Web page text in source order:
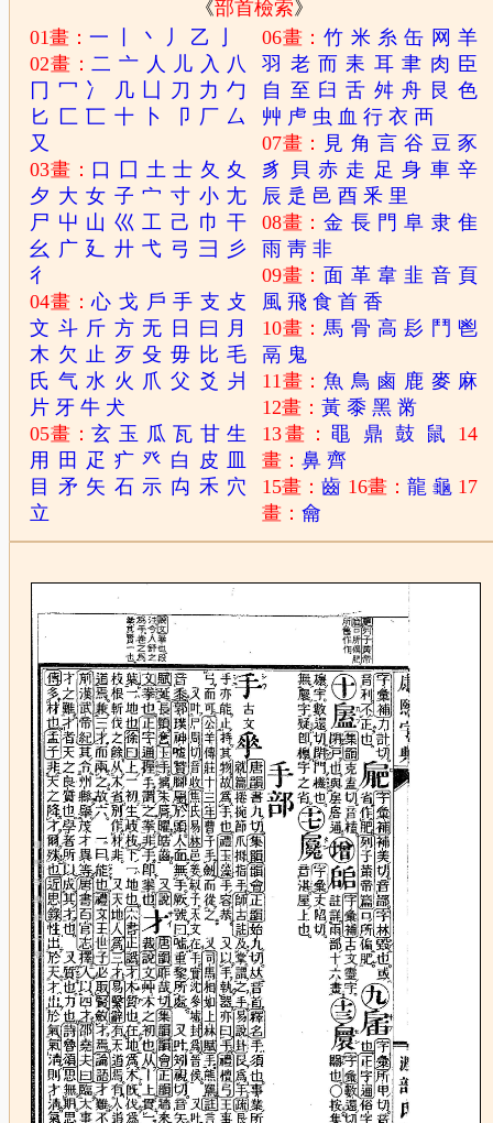
《部首檢索》
01畫：一 丶 丿 乙
02畫：二 亠 人 儿 入 八
冂 冖 冫 几 凵 刀 力 勹
匕 匚 匸 十 卜 卩 厂 厶
又
03畫： 口 囗 土 士 夂 夊
夕 大 女 子 宀 寸 小 尢
尸 屮 山 巛 工 己 巾 干
幺 广 廴 廾 弋 弓 彐
彡
彳
04畫：心 戈 戶 手 支 攴
文 斗 斤 方 无 日 曰 月
木 欠 止 歹 殳 毋 比 毛
氏 气 水 火 爪 父 爻 爿
片 牙 牛 犬
05畫：玄 玉 瓜 瓦 甘 生
用
田 疋 疒 癶 白 皮
目
矛 矢 石 示 禸 禾 穴
立
06畫：竹 米 糸 缶 网 羊
羽 老 而 耒 耳 聿 肉 臣
自 至 臼 舌 舛 舟 艮 色
艸 虍 虫 血 行 衣 襾
07畫： 見 角 言 谷 豆 豕
豸
貝 赤 走 足 身 車 辛
辰 辵 邑 酉 釆 里
08畫：金 長 門 阜 隶 隹
雨 靑 非
09畫： 面 革 韋 韭 音 頁
風 飛 食 首 香
10畫：馬 骨 高 髟 鬥 鬯
鬲 鬼
11畫：魚 鳥 鹵 鹿 麥 麻
12畫：黃 黍 黑 黹
13畫： 黽 鼎 鼓 鼠
14
畫：鼻 齊
15畫：齒 16畫： 龍 龜 17
畫：龠